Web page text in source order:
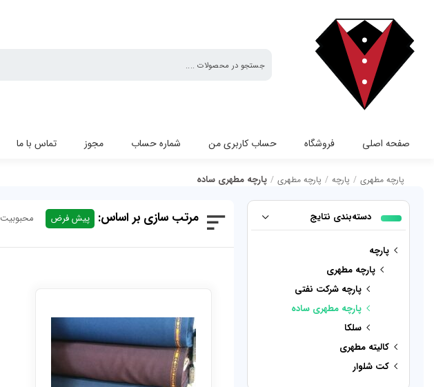
مطهری
صفحه اصلی فروشگاه حساب کاربری من شماره حساب مجوز تماس با ما
پارچه مطهری / پارچه / پارچه مطهری / پارچه مطهری ساده
مرتب سازی بر اساس: پیش فرض محبوبیت دسته‌بندی نتایج
پارچه
پارچه مطهری
پارچه شرکت نفتی
پارچه مطهری ساده
سلکا
کالیته مطهری
کت شلوار